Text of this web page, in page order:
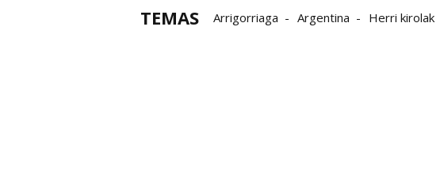
TEMAS Arrigorriaga Argentina Herri kirolak